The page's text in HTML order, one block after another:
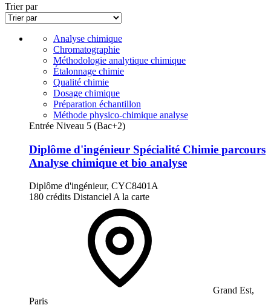
Trier par
Analyse chimique
Chromatographie
Méthodologie analytique chimique
Étalonnage chimie
Qualité chimie
Dosage chimique
Préparation échantillon
Méthode physico-chimique analyse
Entrée Niveau 5 (Bac+2)
Diplôme d'ingénieur Spécialité Chimie parcours
Analyse chimique et bio analyse
Diplôme d'ingénieur, CYC8401A
180 crédits Distanciel A la carte
Grand Est,
Paris